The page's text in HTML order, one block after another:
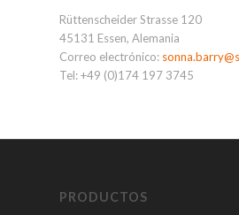
Rüttenscheider Strasse 120
45131 Essen, Alemania
Correo electrónico:
Tel: +49 (0)174 197 3745
PRODUCTOS